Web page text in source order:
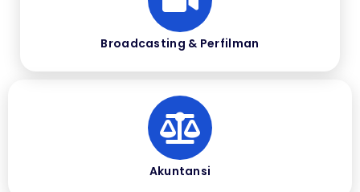
Broadcasting & Perfilman
Akuntansi